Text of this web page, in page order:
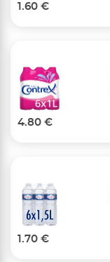
1.60 €
4.80 €
1.70 €